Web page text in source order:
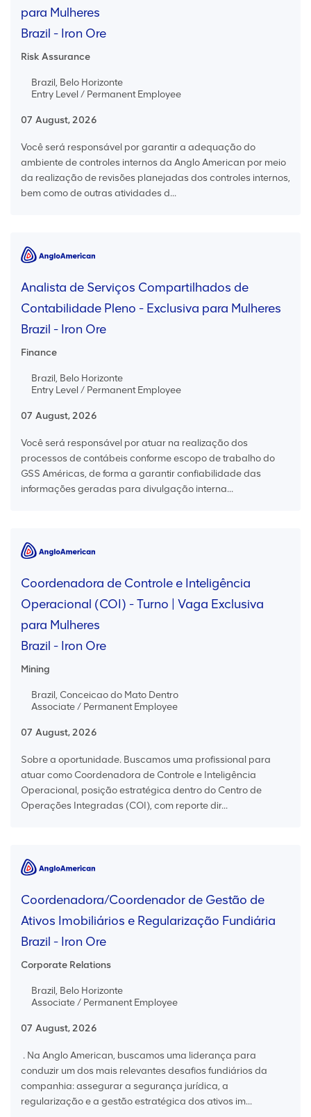
para Mulheres
Brazil - Iron Ore
Risk Assurance
Brazil, Belo Horizonte
Entry Level / Permanent Employee
07 August, 2026
Você será responsável por garantir a adequação do
ambiente de controles internos da Anglo American por meio
da realização de revisões planejadas dos controles internos,
bem como de outras atividades d...
Analista de Serviços Compartilhados de
Contabilidade Pleno - Exclusiva para Mulheres
Brazil - Iron Ore
Finance
Brazil, Belo Horizonte
Entry Level / Permanent Employee
07 August, 2026
Você será responsável por atuar na realização dos
processos de contábeis conforme escopo de trabalho do
GSS Américas, de forma a garantir confiabilidade das
informações geradas para divulgação interna...
Coordenadora de Controle e Inteligência
Operacional (COI) - Turno | Vaga Exclusiva
para Mulheres
Brazil - Iron Ore
Mining
Brazil, Conceicao do Mato Dentro
Associate / Permanent Employee
07 August, 2026
Sobre a oportunidade. Buscamos uma profissional para
atuar como Coordenadora de Controle e Inteligência
Operacional, posição estratégica dentro do Centro de
Operações Integradas (COI), com reporte dir...
Coordenadora/Coordenador de Gestão de
Ativos Imobiliários e Regularização Fundiária
Brazil - Iron Ore
Corporate Relations
Brazil, Belo Horizonte
Associate / Permanent Employee
07 August, 2026
. Na Anglo American, buscamos uma liderança para
conduzir um dos mais relevantes desafios fundiários da
companhia: assegurar a segurança jurídica, a
regularização e a gestão estratégica dos ativos im...